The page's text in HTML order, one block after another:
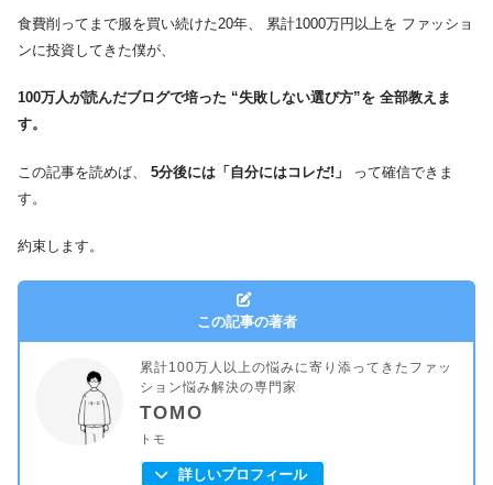
食費削ってまで服を買い続けた20年、 累計1000万円以上を ファッショ
ンに投資してきた僕が、
100万人が読んだブログで培った “失敗しない選び方”を 全部教えま
す。
この記事を読めば、 5分後には「自分にはコレだ!」
って確信できま
す。
約束します。
この記事の著者
累計100万人以上の悩みに寄り添ってきたファッ
ション悩み解決の専門家
TOMO
トモ
詳しいプロフィール